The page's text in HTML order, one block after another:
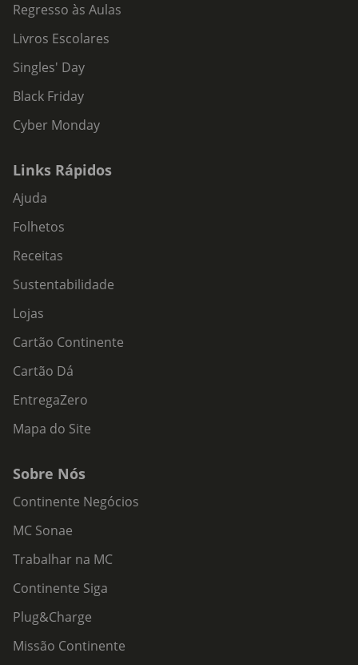
Regresso às Aulas
Livros Escolares
Singles' Day
Black Friday
Cyber Monday
Links Rápidos
Ajuda
Folhetos
Receitas
Sustentabilidade
Lojas
Cartão Continente
Cartão Dá
EntregaZero
Mapa do Site
Sobre Nós
Continente Negócios
MC Sonae
Trabalhar na MC
Continente Siga
Plug&Charge
Missão Continente